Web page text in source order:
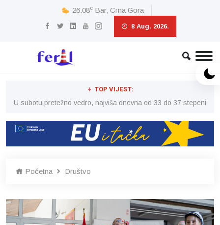
26.08c Bar, Crna Gora
8 Aug. 2026.
TOP VIJEST:
U subotu pretežno vedro, najviša dnevna od 33 do 37 stepeni
Početna Društvo